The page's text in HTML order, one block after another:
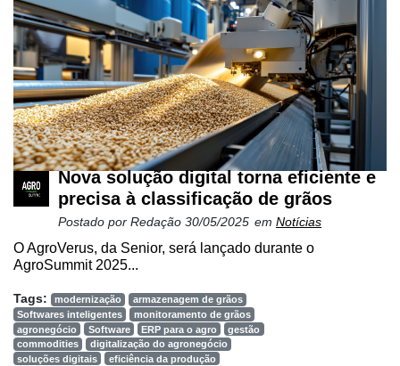
Nova solução digital torna eficiente e
precisa à classificação de grãos
Postado por Redação 30/05/2025 em Notícias
O AgroVerus, da Senior, será lançado durante o
AgroSummit 2025...
Tags: modernização
armazenagem de grãos
Softwares inteligentes
monitoramento de grãos
agronegócio
Software ERP para o agro
gestão
commodities
digitalização do agronegócio
soluções digitais
eficiência da produção